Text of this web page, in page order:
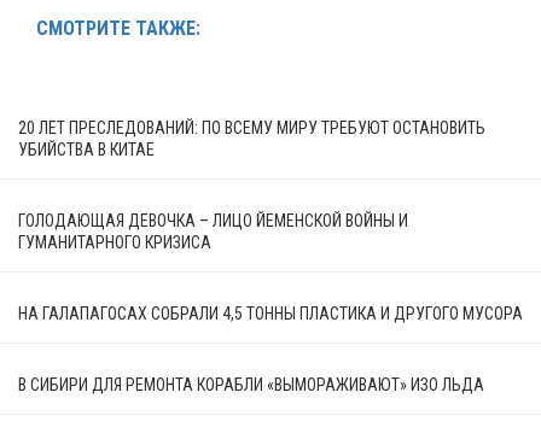
СМОТРИТЕ ТАКЖЕ:
20 ЛЕТ ПРЕСЛЕДОВАНИЙ: ПО ВСЕМУ МИРУ ТРЕБУЮТ ОСТАНОВИТЬ
УБИЙСТВА В КИТАЕ
ГОЛОДАЮЩАЯ ДЕВОЧКА – ЛИЦО ЙЕМЕНСКОЙ ВОЙНЫ И
ГУМАНИТАРНОГО КРИЗИСА
НА ГАЛАПАГОСАХ СОБРАЛИ 4,5 ТОННЫ ПЛАСТИКА И ДРУГОГО МУСОРА
В СИБИРИ ДЛЯ РЕМОНТА КОРАБЛИ «ВЫМОРАЖИВАЮТ» ИЗО ЛЬДА